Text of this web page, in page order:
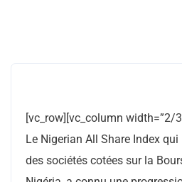
[vc_row][vc_column width=”2/
Le Nigerian All Share Index qui
des sociétés cotées sur la